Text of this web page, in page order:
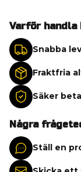
Varför handla
Snabba
Fraktfria
Säker
Några
Ställ en